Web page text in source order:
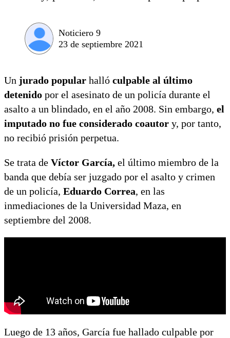
Noticiero 9
23 de septiembre 2021
Un jurado popular halló culpable al último
detenido por el asesinato de un policía durante el
asalto a un blindado, en el año 2008. Sin embargo, el
imputado no fue considerado coautor y, por tanto,
no recibió prisión perpetua.
Se trata de Víctor García, el último miembro de la
banda que debía ser juzgado por el asalto y crimen
de un policía, Eduardo Correa, en las
inmediaciones de la Universidad Maza, en
septiembre del 2008.
Luego de 13 años, García fue hallado culpable por